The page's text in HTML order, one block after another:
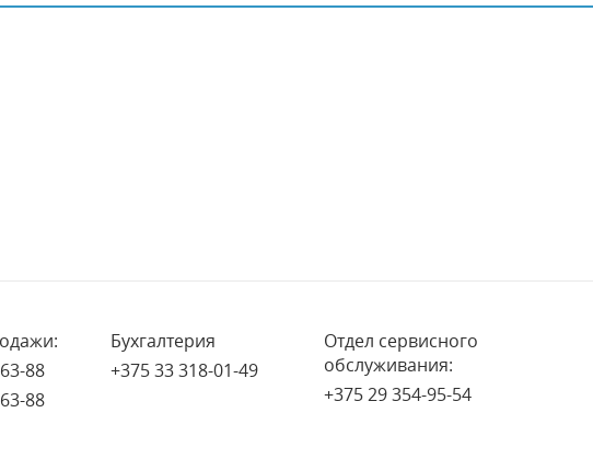
88
88
Бухгалтерия
+375 33 318-01-49
Отдел сервисного
обслуживания:
+375 29 354-95-54